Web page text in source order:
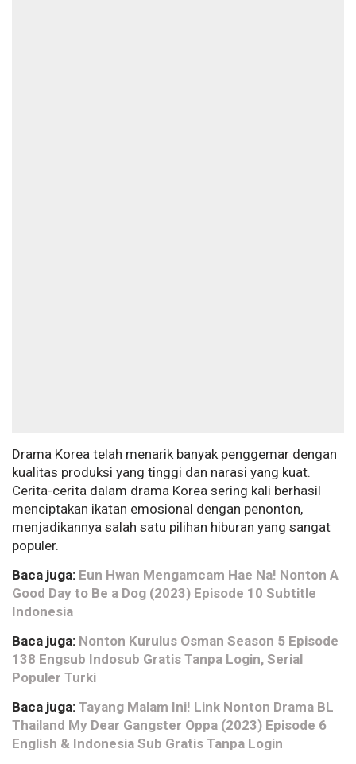
Drama Korea telah menarik banyak penggemar dengan
kualitas produksi yang tinggi dan narasi yang kuat.
Cerita-cerita dalam drama Korea sering kali berhasil
menciptakan ikatan emosional dengan penonton,
menjadikannya salah satu pilihan hiburan yang sangat
populer.
Baca juga: Eun Hwan Mengamcam Hae Na! Nonton A
Good Day to Be a Dog (2023) Episode 10 Subtitle
Indonesia
Baca juga: Nonton Kurulus Osman Season 5 Episode
138 Engsub Indosub Gratis Tanpa Login, Serial
Populer Turki
Baca juga: Tayang Malam Ini! Link Nonton Drama BL
Thailand My Dear Gangster Oppa (2023) Episode 6
English & Indonesia Sub Gratis Tanpa Login